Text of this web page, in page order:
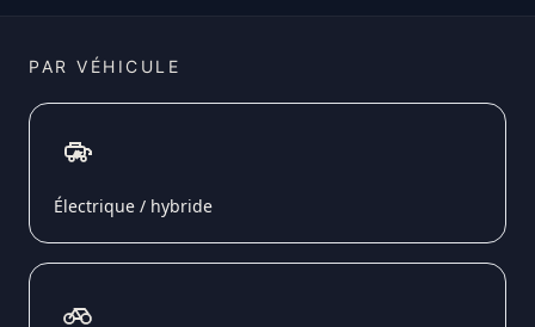
PAR VÉHICULE
Électrique / hybride